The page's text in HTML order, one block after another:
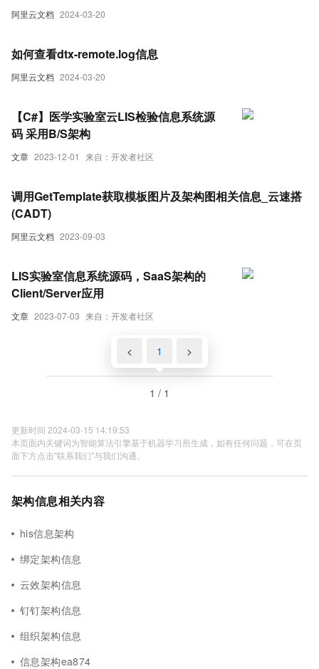
阿里云文档 2024-03-20
阿里云文档 2024-03-20
如何查看dtx-remote.log信息
文章 2023-12-01 来自：开发者社区
【C#】医学实验室云LIS检验信息系统源
码 采用B/S架构
阿里云文档 2023-09-03
调用GetTemplate获取模板图片及架构图相关信息_云速搭
(CADT)
文章 2023-07-03 来自：开发者社区
LIS实验室信息系统源码，SaaS架构的
Client/Server应用
< 1 >
1 / 1
更新时间 2024-03-15 14:19:53
本页面内关键词为智能算法引擎基于机器学习所生成，如有任何问题，可在页
面下方点击"联系我们"与我们沟通。
架构信息相关内容
his信息架构
绑定架构信息
云效架构信息
钉钉架构信息
组织架构信息
信息架构ea874